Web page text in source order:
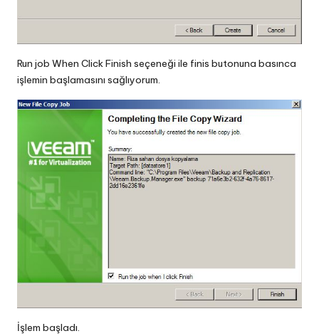
Run job When Click Finish seçeneği ile finis butonuna basınca
işlemin başlamasını sağlıyorum.
İşlem başladı.